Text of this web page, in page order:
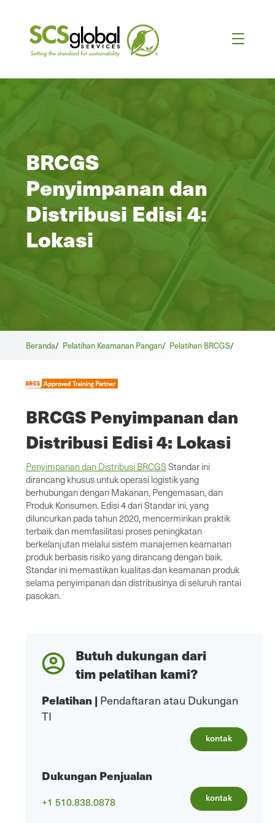
BRCGS
Penyimpanan dan
Distribusi Edisi 4:
Lokasi
Beranda/ Pelatihan Keamanan Pangan/ Pelatihan BRCGS/
BRCGS Penyimpanan dan
Distribusi Edisi 4: Lokasi
Penyimpanan dan Distribusi BRCGS Standar ini
dirancang khusus untuk operasi logistik yang
berhubungan dengan Makanan, Pengemasan, dan
Produk Konsumen. Edisi 4 dari Standar ini, yang
diluncurkan pada tahun 2020, mencerminkan praktik
terbaik dan memfasilitasi proses peningkatan
berkelanjutan melalui sistem manajemen keamanan
produk berbasis risiko yang dirancang dengan baik.
Standar ini memastikan kualitas dan keamanan produk
selama penyimpanan dan distribusinya di seluruh rantai
pasokan.
Butuh dukungan dari
tim pelatihan kami?
Pelatihan| Pendaftaran atau Dukungan
TI
kontak
Dukungan Penjualan
+1 510.838.0878 kontak